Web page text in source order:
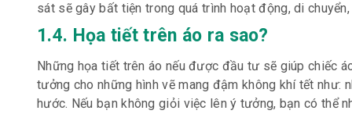
sát sẽ gây bất tiện trong quá trình hoạt động, di
1.4. Họa tiết trên áo ra sao?
Những họa tiết trên áo nếu được đầu tư sẽ giúp chiếc
tưởng cho những hình vẽ mang đậm không khí tết như:
hước. Nếu bạn không giỏi việc lên ý tưởng, bạn có thể